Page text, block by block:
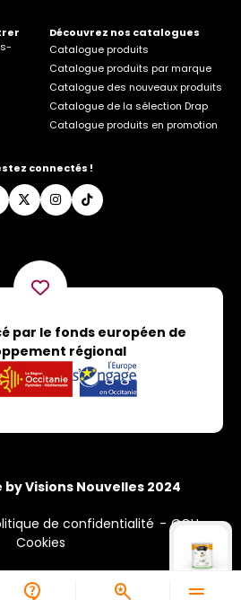
Découvrez nos catalogues
Catalogue produits
Catalogue produits par marque
Catalogue des nouveaux produits
Catalogue de la sélection Drap
Catalogue produits en promotion
connectés !
par le fonds européen de
régional
Visions Nouvelles 2024
de confidentialité
CGU
Cookies